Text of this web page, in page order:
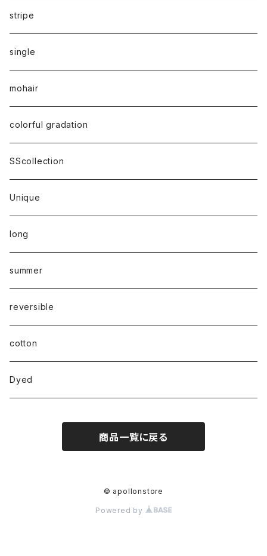
stripe
single
mohair
colorful gradation
SScollection
Unique
long
summer
reversible
cotton
Dyed
商品一覧に戻る
© apollonstore
Powered by